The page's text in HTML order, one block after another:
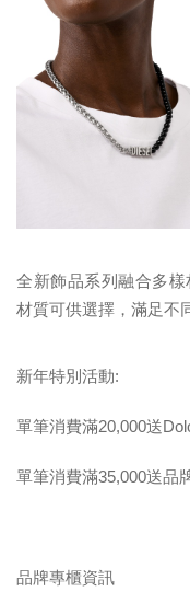
全新飾品系列融合多
材質可供選擇，滿足不
新年特別活動:
單筆消費滿20,000送
單筆消費滿35,000送品
品牌專櫃資訊